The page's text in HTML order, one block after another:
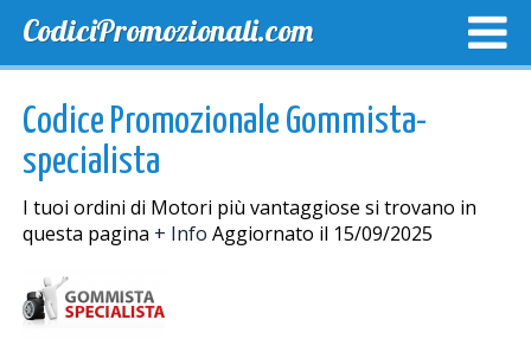
CodiciPromozionali.com
Codice Promozionale Gommista-
specialista
I tuoi ordini di Motori più vantaggiose si trovano in
questa pagina + Info Aggiornato il 15/09/2025